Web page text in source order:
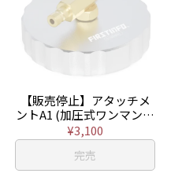
【販売停止】アタッチメ
ントA1 (加圧式ワンマンブ
リーダー用)
¥3,100
完売